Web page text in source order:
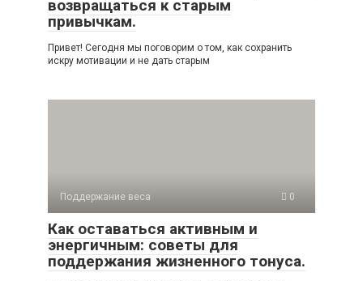
возвращаться к старым
привычкам.
Привет! Сегодня мы поговорим о том, как сохранить
искру мотивации и не дать старым
Поддержание веса 0
Как оставаться активным и
энергичным: советы для
поддержания жизненного тонуса.